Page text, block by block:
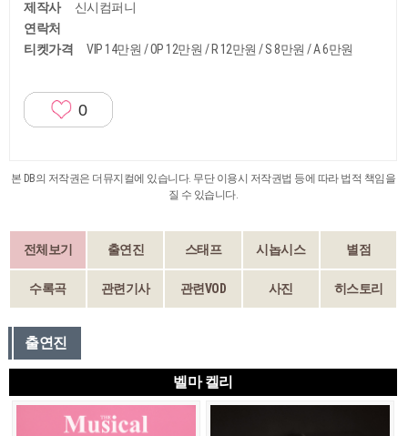
제작사
신시컴퍼니
연락처
티켓가격
VIP 14만원 / OP 12만원 / R 12만원 / S 8만원 / A 6만원
0
본 DB의 저작권은 더뮤지컬에 있습니다. 무단 이용시 저작권법 등에 따라 법적 책임을
질 수 있습니다.
전체보기 출연진 스태프 시놉시스 별점
수록곡 관련기사 관련VOD 사진 히스토리
출연진
벨마 켈리